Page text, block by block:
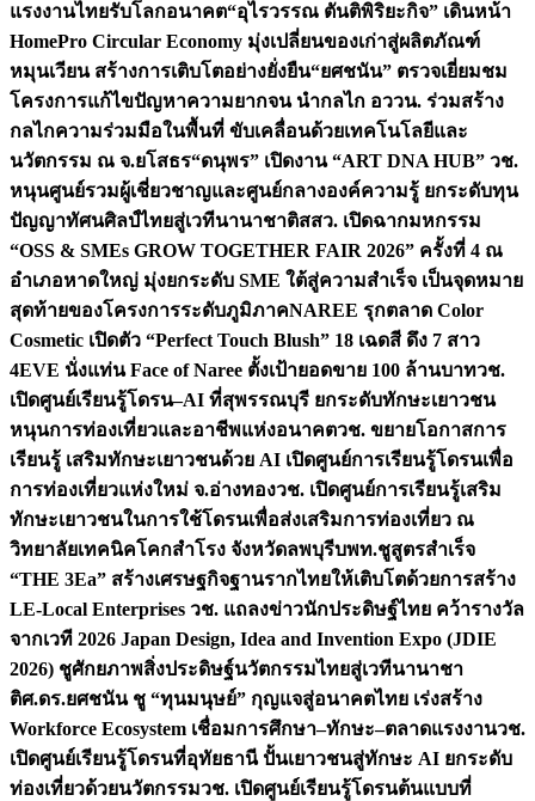
แรงงานไทยรับโลกอนาคต“อุไรวรรณ ตันติพิริยะกิจ” เดินหน้า
HomePro Circular Economy มุ่งเปลี่ยนของเก่าสู่ผลิตภัณฑ์
หมุนเวียน สร้างการเติบโตอย่างยั่งยืน“ยศชนัน” ตรวจเยี่ยมชม
โครงการแก้ไขปัญหาความยากจน นำกลไก อววน. ร่วมสร้าง
กลไกความร่วมมือในพื้นที่ ขับเคลื่อนด้วยเทคโนโลยีและ
นวัตกรรม ณ จ.ยโสธร“ดนุพร” เปิดงาน “ART DNA HUB” วช.
หนุนศูนย์รวมผู้เชี่ยวชาญและศูนย์กลางองค์ความรู้ ยกระดับทุน
ปัญญาทัศนศิลป์ไทยสู่เวทีนานาชาติสสว. เปิดฉากมหกรรม
“OSS & SMEs GROW TOGETHER FAIR 2026” ครั้งที่ 4 ณ
อำเภอหาดใหญ่ มุ่งยกระดับ SME ใต้สู่ความสำเร็จ เป็นจุดหมาย
สุดท้ายของโครงการระดับภูมิภาคNAREE รุกตลาด Color
Cosmetic เปิดตัว “Perfect Touch Blush” 18 เฉดสี ดึง 7 สาว
4EVE นั่งแท่น Face of Naree ตั้งเป้ายอดขาย 100 ล้านบาทวช.
เปิดศูนย์เรียนรู้โดรน–AI ที่สุพรรณบุรี ยกระดับทักษะเยาวชน
หนุนการท่องเที่ยวและอาชีพแห่งอนาคตวช. ขยายโอกาสการ
เรียนรู้ เสริมทักษะเยาวชนด้วย AI เปิดศูนย์การเรียนรู้โดรนเพื่อ
การท่องเที่ยวแห่งใหม่ จ.อ่างทองวช. เปิดศูนย์การเรียนรู้เสริม
ทักษะเยาวชนในการใช้โดรนเพื่อส่งเสริมการท่องเที่ยว ณ
วิทยาลัยเทคนิคโคกสำโรง จังหวัดลพบุรีบพท.ชูสูตรสำเร็จ
“THE 3Ea” สร้างเศรษฐกิจฐานรากไทยให้เติบโตด้วยการสร้าง
LE-Local Enterprises วช. แถลงข่าวนักประดิษฐ์ไทย คว้ารางวัล
จากเวที 2026 Japan Design, Idea and Invention Expo (JDIE
2026) ชูศักยภาพสิ่งประดิษฐ์นวัตกรรมไทยสู่เวทีนานาชา
ติศ.ดร.ยศชนัน ชู “ทุนมนุษย์” กุญแจสู่อนาคตไทย เร่งสร้าง
Workforce Ecosystem เชื่อมการศึกษา–ทักษะ–ตลาดแรงงานวช.
เปิดศูนย์เรียนรู้โดรนที่อุทัยธานี ปั้นเยาวชนสู่ทักษะ AI ยกระดับ
ท่องเที่ยวด้วยนวัตกรรมวช. เปิดศูนย์เรียนรู้โดรนต้นแบบที่